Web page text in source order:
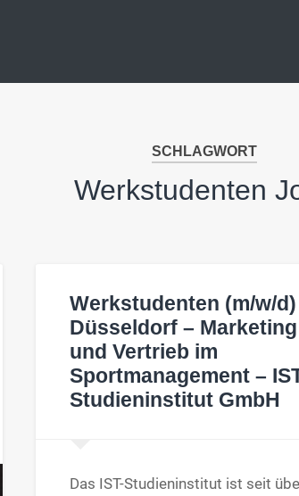
SCHLAGWORT
Werkstudenten
Werkstudenten (m/w/
Düsseldorf – Marketing
und Vertrieb im
Sportmanagement –
Studieninstitut GmbH
Das IST-Studieninstitut ist seit